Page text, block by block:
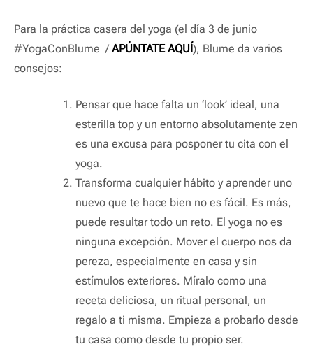
Para la práctica casera del yoga (el día 3 de junio
#YogaConBlume / APÚNTATE AQUÍ), Blume da varios
consejos:
Pensar que hace falta un ‘look’ ideal, una
esterilla top y un entorno absolutamente zen
es una excusa para posponer tu cita con el
yoga.
Transforma cualquier hábito y aprender uno
nuevo que te hace bien no es fácil. Es más,
puede resultar todo un reto. El yoga no es
ninguna excepción. Mover el cuerpo nos da
pereza, especialmente en casa y sin
estímulos exteriores. Míralo como una
receta deliciosa, un ritual personal, un
regalo a ti misma. Empieza a probarlo desde
tu casa como desde tu propio ser.